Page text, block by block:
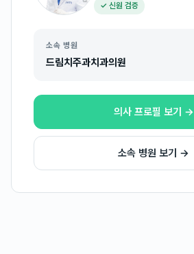
✓ 신원 검증
소속 병원
드림치주과치과의원
의사 프로필 보기 →
소속 병원 보기 →